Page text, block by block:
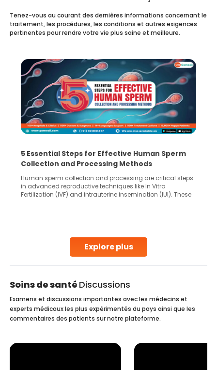
Explore plus
Tenez-vous au courant des dernières informations concernant le
traitement, les procédures, les conditions et autres exigences
pertinentes pour rendre votre vie plus saine et meilleure.
5 Essential Steps for Effective Human Sperm
Collection and Processing Methods
Human sperm collection and processing are critical steps
in advanced reproductive techniques like In Vitro
Fertilization (IVF) and intrauterine insemination (IUI). These
collected, they process the
Soins de santé Discussions
Examens et discussions importantes avec les médecins et
experts médicaux les plus expérimentés du pays ainsi que les
commentaires des patients sur notre plateforme.